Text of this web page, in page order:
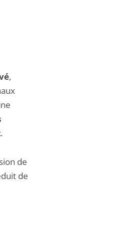
,
.
de
de